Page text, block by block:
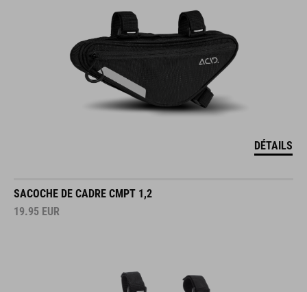
DÉTAILS
SACOCHE DE CADRE CMPT 1,2
19.95 EUR